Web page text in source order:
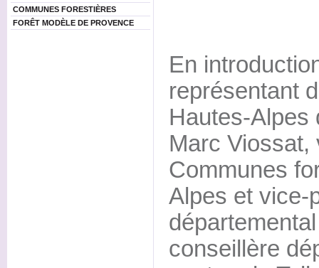
COMMUNES FORESTIÈRES
FORÊT MODÈLE DE PROVENCE
En
représentant
Hautes-Alpes
Marc Viossat,
Communes
Alpes et vice-
conseillère